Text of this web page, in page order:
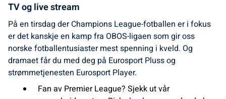
TV og live stream
På en tirsdag der Champions League-fotballen er i fokus
er det kanskje en kamp fra OBOS-ligaen som gir oss
norske fotballentusiaster mest spenning i kveld. Og
dramaet får du med deg på Eurosport Pluss og
strømmetjenesten Eurosport Player.
Fan av Premier League? Sjekk ut vår